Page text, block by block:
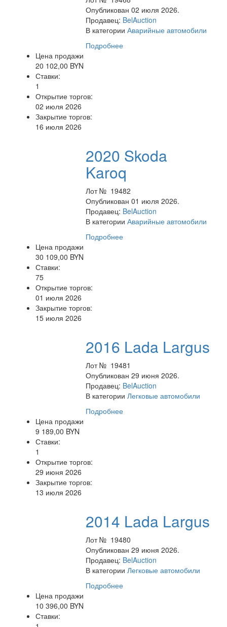
Опубликован 02 июля 2026.
Продавец: BelAuction
В категорииАварийные автомобили
Подробнее
Цена продажи
20 102,00 BYN
Ставки:
1
Открытие торгов:
02 июля 2026
Закрытие торгов:
16 июля 2026
2020 Skoda
Karoq
Лот № 19482
Опубликован 01 июля 2026.
Продавец: BelAuction
В категорииАварийные автомобили
Подробнее
Цена продажи
30 109,00 BYN
Ставки:
75
Открытие торгов:
01 июля 2026
Закрытие торгов:
15 июля 2026
2016 Lada Largus
Лот № 19481
Опубликован 29 июня 2026.
Продавец: BelAuction
В категорииЛегковые автомобили
Подробнее
Цена продажи
9 189,00 BYN
Ставки:
1
Открытие торгов:
29 июня 2026
Закрытие торгов:
13 июля 2026
2014 Lada Largus
Лот № 19480
Опубликован 29 июня 2026.
Продавец: BelAuction
В категорииЛегковые автомобили
Подробнее
Цена продажи
10 396,00 BYN
Ставки: